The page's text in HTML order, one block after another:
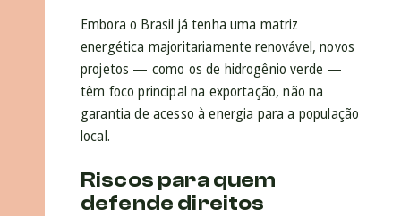
Embora o Brasil já tenha uma matriz
energética majoritariamente renovável, novos
projetos — como os de hidrogênio verde —
têm foco principal na exportação, não na
garantia de acesso à energia para a população
local.
Riscos para quem
defende direitos